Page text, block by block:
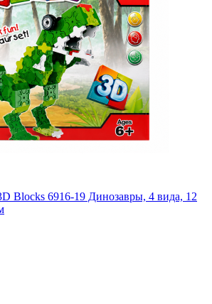
Blocks 6916-19 Динозавры, 4 вида, 12